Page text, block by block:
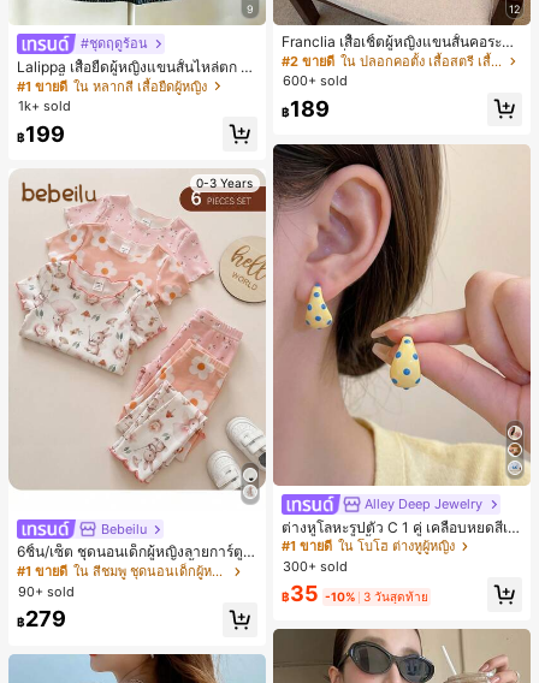
9
#ชุดฤดูร้อน
Lalippa เสื้อยืดผู้หญิงแขนสั้นไหล่ตก ค
อวีปกเสื้อ ลายพิมพ์ดิจิทัลลายทาง สไตล์
สปอร์ตแฟชั่นมินิมอล ของขวัญสำหรับเ
#1 ขายดี ใน หลากสี เสื้อยืดผู้หญิง
1k+ sold
฿199
0-3 Years
Bebeilu
6ชิ้น/เซ็ต ชุดนอนเด็กผู้หญิงลายการ์ตูน
หมีและดอกไม้ คอกลม แขนสั้น กางเกง
ขาสั้น ขอบระบาย สวมใส่สบาย
#1 ขายดี
ใน สีชมพู ชุดนอนเด็กผู้หญิง
90+ sold
฿279
12
Franclia เสื้อเชิ้ตผู้หญิงแขนสั้นคอระบา
ยกระดุมเดี่ยวลายทาง
#2 ขายดี
ใน ปลอกคอตั้ง เสื้อสตรี เสื้อเบลาส์ & Tee
600+ sold
฿189
Alley Deep Jewelry
ต่างหูโลหะรูปตัว C 1 คู่ เคลือบหยดสีเห
ลือง ลายจุดสีน้ำเงิน สไตล์ยุโรปและอเม
ริกัน แฟชั่นส่วนตัว หวานและสง่างาม
ดินทาง งานแต่งงาน ปาร์ตี้ วันเกิด ของ
#1 ขายดี ใน โบโฮ ต่างหูผู้หญิง
ลูกค้ากลับมาซื้อซ้ำ!
เกือบหมดแล้ว!
#1 ขายดี ใน โบโฮ ต่างหูผู้หญิง
ลูกค้ากลับมาซื้อซ้ำ!
เกือบหมดแล้ว!
#1 ขายดี ใน โบโฮ ต่างหูผู้หญิง
ลูกค้ากลับมาซื้อซ้ำ!
เกือบหมดแล้ว!
#1 ขายดี ใน โบโฮ ต่างหูผู้หญิง
เกือบหมดแล้ว!
300+ sold
฿35 -10% 3 วันสุดท้าย